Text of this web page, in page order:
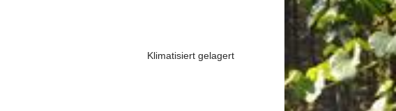
Klimatisiert gelagert